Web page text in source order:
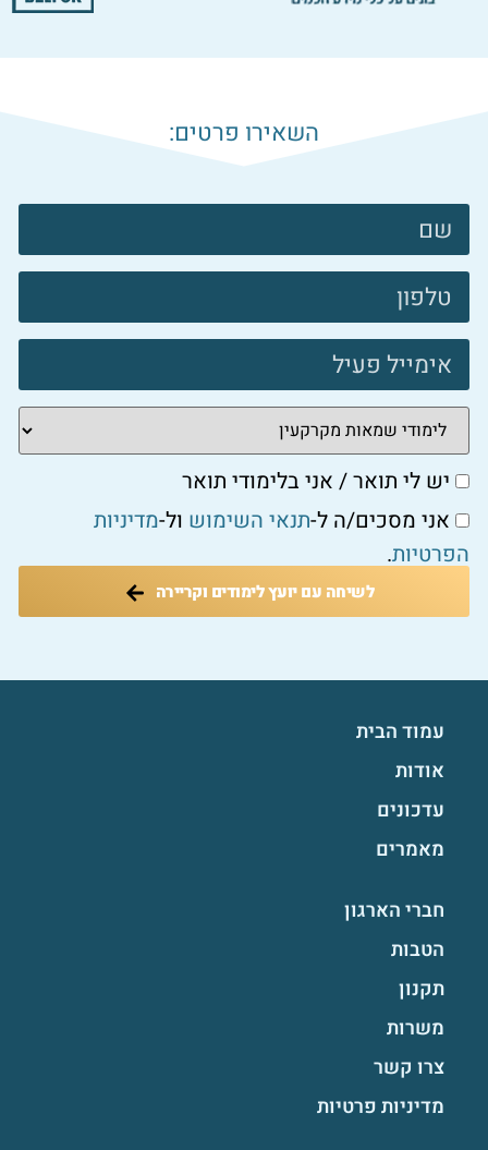
השאירו פרטים:
צרו
קשר
פוטר
יש לי תואר / אני בלימודי תואר
אני מסכים/ה ל-תנאי השימוש ול-מדיניות
הפרטיות.
לשיחה עם יועץ לימודים וקריירה
עמוד הבית
אודות
עדכונים
מאמרים
חברי הארגון
הטבות
תקנון
משרות
צרו קשר
מדיניות פרטיות